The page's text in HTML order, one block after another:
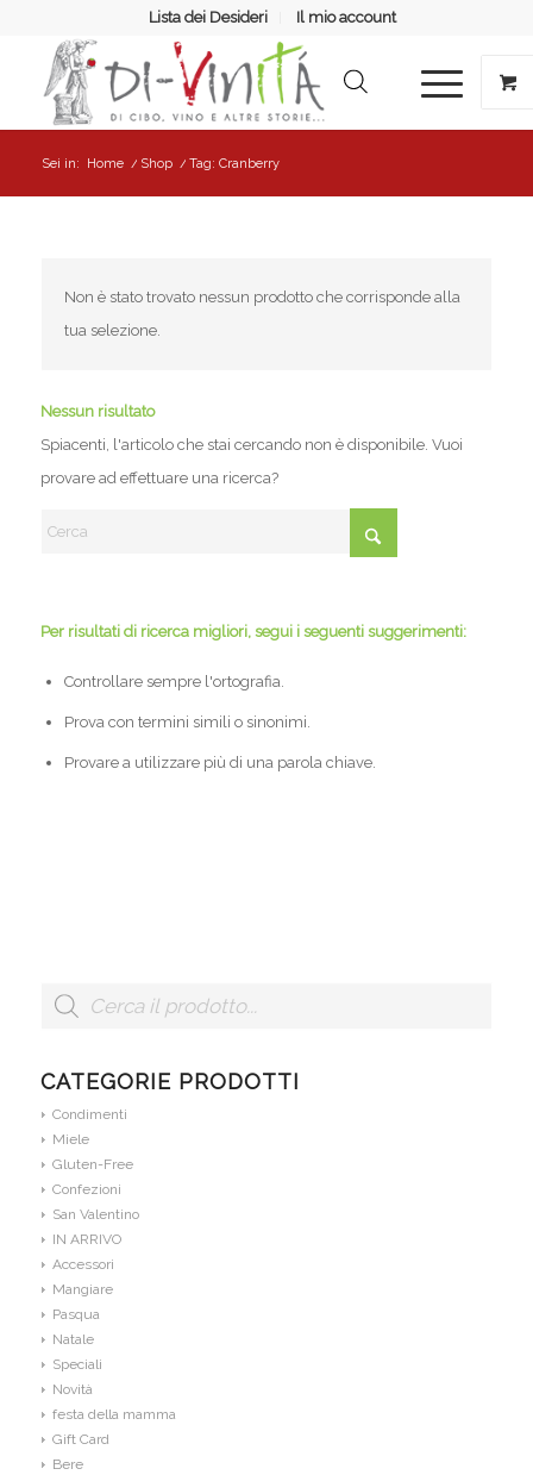
Lista dei Desideri Il mio account
Sei in: Home / Shop / Tag: Cranberry
Non è stato trovato nessun prodotto che corrisponde alla
tua selezione.
Nessun risultato
Spiacenti, l'articolo che stai cercando non è disponibile. Vuoi
provare ad effettuare una ricerca?
Per risultati di ricerca migliori, segui i seguenti suggerimenti:
Controllare sempre l'ortografia.
Prova con termini simili o sinonimi.
Provare a utilizzare più di una parola chiave.
CATEGORIE PRODOTTI
Condimenti
Miele
Gluten-Free
Confezioni
San Valentino
IN ARRIVO
Accessori
Mangiare
Pasqua
Natale
Speciali
Novità
festa della mamma
Gift Card
Bere